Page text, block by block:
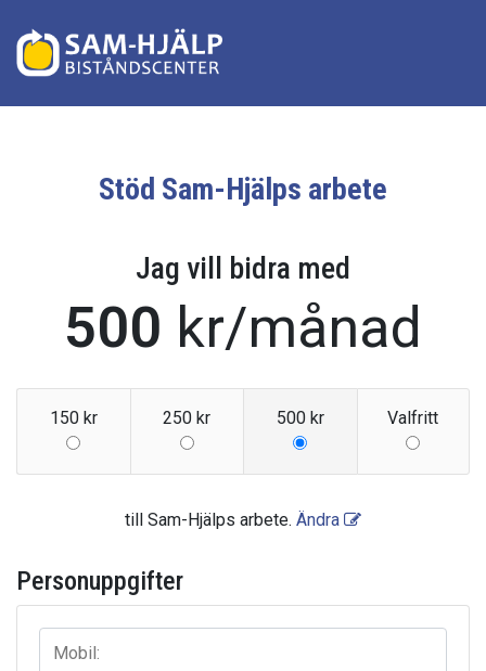
Stöd Sam-Hjälps arbete
Jag vill bidra med
500 kr/månad
150 kr 250 kr 500 kr Valfritt
till Sam-Hjälps arbete. Ändra
Personuppgifter
Mobil: